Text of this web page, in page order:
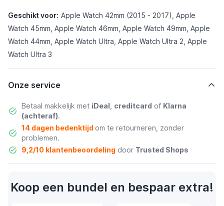
Geschikt voor: Apple Watch 42mm (2015 - 2017), Apple
Watch 45mm, Apple Watch 46mm, Apple Watch 49mm, Apple
Watch 44mm, Apple Watch Ultra, Apple Watch Ultra 2, Apple
Watch Ultra 3
Onze service
Betaal makkelijk met iDeal creditcard of Klarna
(achteraf).
14 dagen bedenktijd om te retourneren, zonder
problemen.
9,2/10 klantenbeoordelingdoor Trusted Shops
Koop een bundel en bespaar extra!